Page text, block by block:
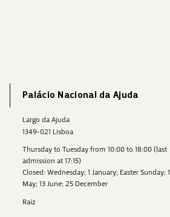
Palácio Nacional da Ajuda
Largo da Ajuda
1349-021 Lisboa
Thursday to Tuesday from 10:00 to 18:00 (last
admission at 17:15)
Closed: Wednesday; 1 January; Easter Sunday; 1
May; 13 June; 25 December
Raiz